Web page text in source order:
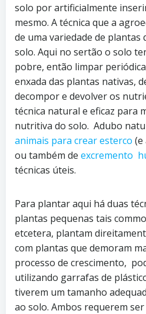
solo por artificialmente
mesmo. A técnica que a
de uma variedade de
solo. Aqui no sertão o solo
pobre, então limpar
enxada das plantas nativas,
decompor e devolver os
técnica natural e eficaz para
nutritiva do solo. Adubo
animais para crear esterco (e
ou também de excremento
técnicas úteis.
Para plantar aqui há duas
plantas pequenas tais
etcetera, plantam
com plantas que demoram
processo de crescimento,
utilizando garrafas de
tiverem um tamanho
ao solo. Ambos requerem